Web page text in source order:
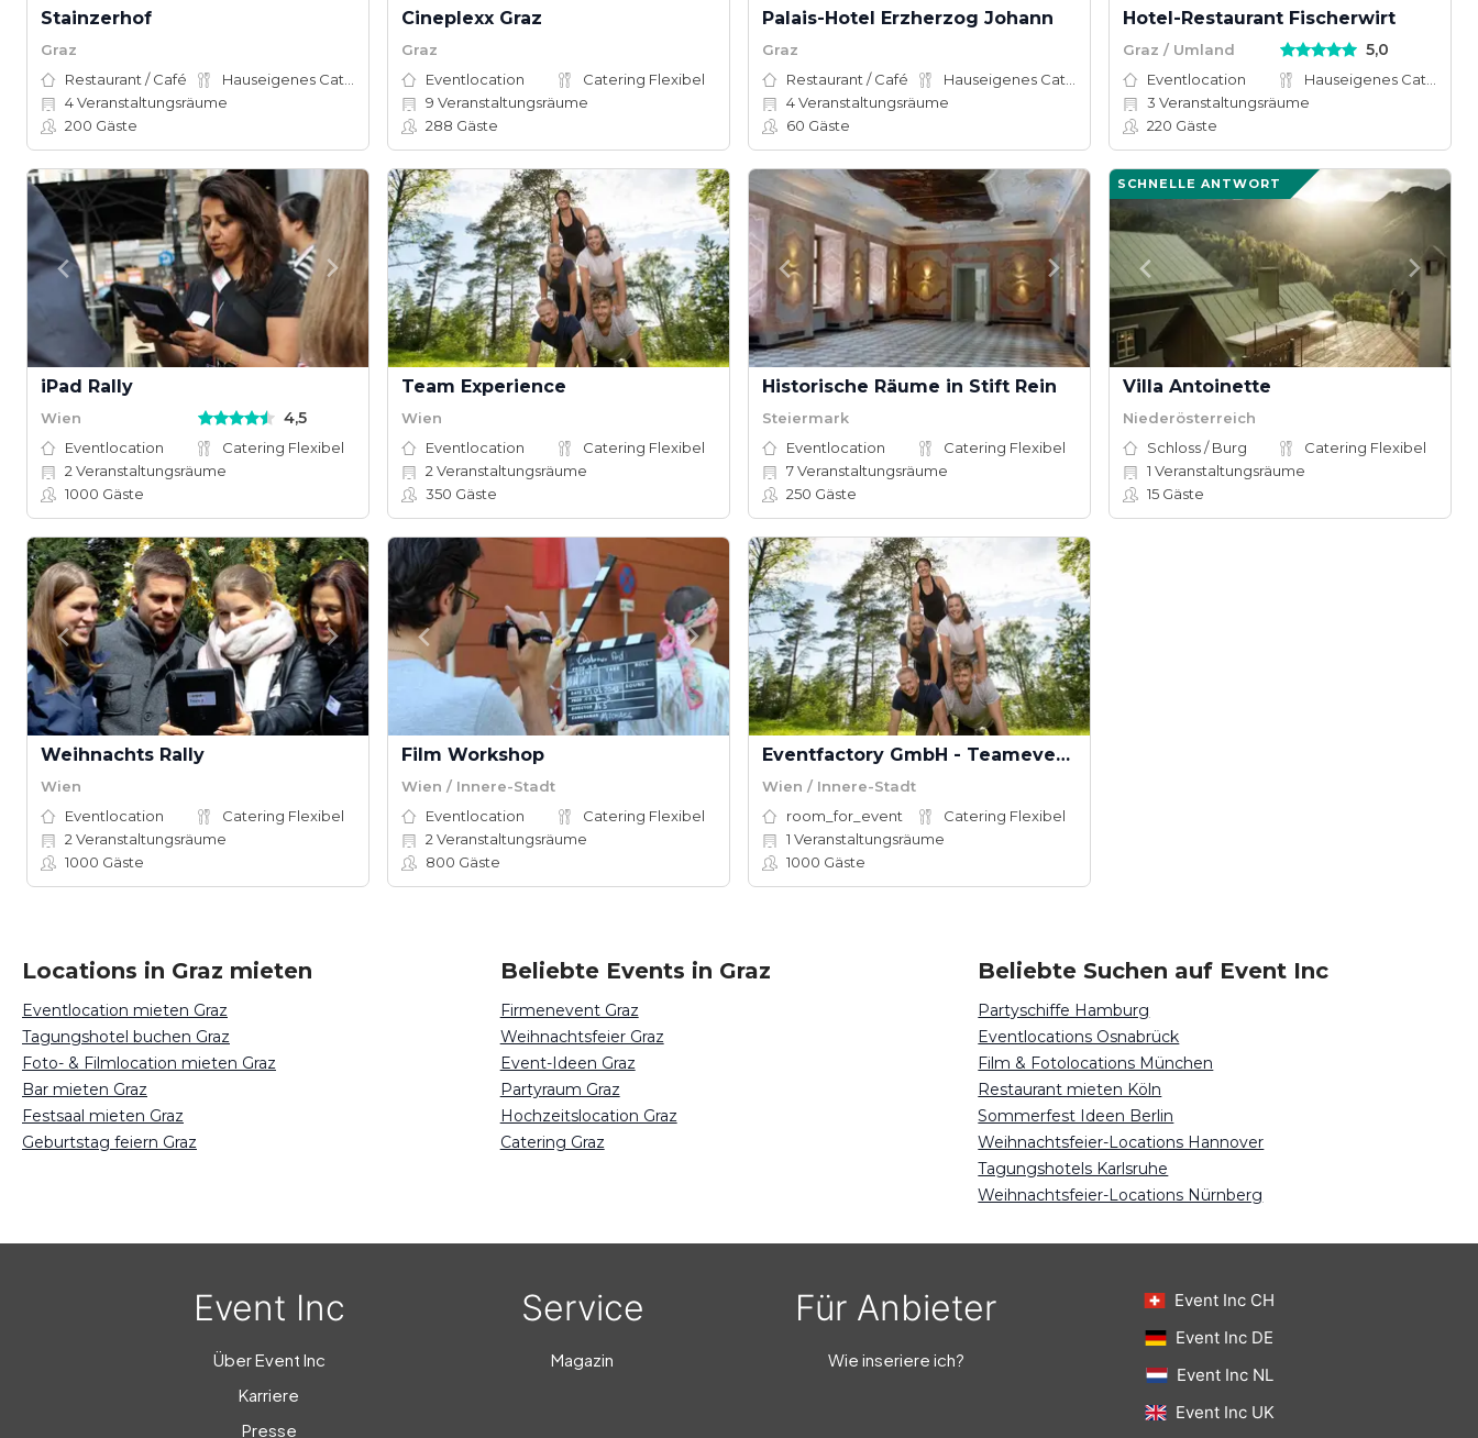
Stainzerhof
Graz
Restaurant / Café
4Veranstaltungsräume
200 Gäste
Cineplexx Graz
Graz
Eventlocation
Catering Flexibel
9 Veranstaltungsräume
288 Gäste
Palais-Hotel Erzherzog Johann
Graz
Restaurant / Café
4Veranstaltungsräume
60 Gäste
Hotel-Restaurant Fischerwirt
Graz / Umland 5,0
Eventlocation
3 Veranstaltungsräume
220 Gäste
iPad Rally
Wien 4,5
Eventlocation
Catering Flexibel
2 Veranstaltungsräume
1000 Gäste
Team Experience
Wien
Eventlocation
Catering Flexibel
2 Veranstaltungsräume
350 Gäste
Historische Räume in Stift Rein
Steiermark
Eventlocation
Catering Flexibel
7Veranstaltungsräume
250 Gäste
SCHNELLE ANTWORT
Villa Antoinette
Niederösterreich
Schloss / Burg
Catering Flexibel
1 Veranstaltungsräume
15 Gäste
Weihnachts Rally
Wien
Eventlocation
Catering Flexibel
2 Veranstaltungsräume
1000 Gäste
Film Workshop
Wien / Innere-Stadt
Eventlocation
Catering Flexibel
2 Veranstaltungsräume
800 Gäste
Eventfactory GmbH - Teamevents mit Spaß
Wien / Innere-Stadt
room_for_event
Catering Flexibel
1 Veranstaltungsräume
1000 Gäste
Locations in Graz mieten
Eventlocation mieten Graz
Tagungshotel buchen Graz
Foto- & Filmlocation mieten Graz
Bar mieten Graz
Festsaal mieten Graz
Geburtstag feiern Graz
Beliebte Events in Graz
Firmenevent Graz
Weihnachtsfeier Graz
Event-Ideen Graz
Partyraum Graz
Hochzeitslocation Graz
Catering Graz
Beliebte Suchen auf Event Inc
Partyschiffe Hamburg
Eventlocations Osnabrück
Film & Fotolocations München
Restaurant mieten Köln
Sommerfest Ideen Berlin
Weihnachtsfeier-Locations Hannover
Tagungshotels Karlsruhe
Weihnachtsfeier-Locations Nürnberg
Event Inc
Über Event Inc
Karriere
Presse
Service
Magazin
Für Anbieter
Wie inseriere ich?
Event Inc CH
Event Inc DE
Event Inc NL
Event Inc UK